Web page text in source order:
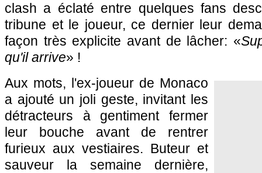
clash a éclaté entre quelques fans
tribune et le joueur, ce dernier leur
façon très explicite avant de lâcher: «
qu'il arrive» !
Aux mots, l'ex-joueur de Monaco
a ajouté un joli geste, invitant les
détracteurs à gentiment fermer
leur bouche avant de rentrer
furieux aux vestiaires. Buteur et
sauveur la semaine dernière,